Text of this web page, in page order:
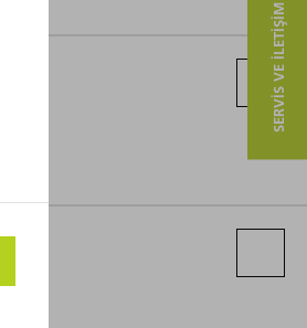
SERVIS VE ILETIŞIM